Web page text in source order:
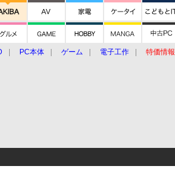
PC本体 ゲーム 電子工作 特価情報